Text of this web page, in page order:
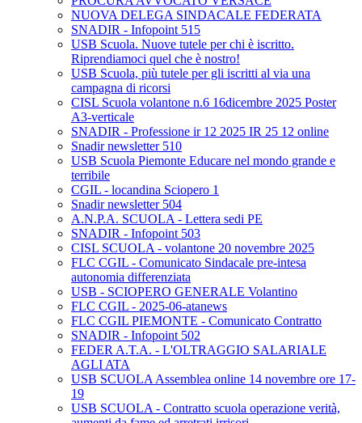
NUOVA DELEGA SINDACALE FEDERATA
SNADIR - Infopoint 515
USB Scuola. Nuove tutele per chi è iscritto.
Riprendiamoci quel che è nostro!
USB Scuola, più tutele per gli iscritti al via una
campagna di ricorsi
CISL Scuola volantone n.6 16dicembre 2025 Poster
A3-verticale
SNADIR - Professione ir 12 2025 IR 25 12 online
Snadir newsletter 510
USB Scuola Piemonte Educare nel mondo grande e
terribile
CGIL - locandina Sciopero 1
Snadir newsletter 504
A.N.P.A. SCUOLA - Lettera sedi PE
SNADIR - Infopoint 503
CISL SCUOLA - volantone 20 novembre 2025
FLC CGIL - Comunicato Sindacale pre-intesa
autonomia differenziata
USB - SCIOPERO GENERALE Volantino
FLC CGIL - 2025-06-atanews
FLC CGIL PIEMONTE - Comunicato Contratto
SNADIR - Infopoint 502
FEDER A.T.A. - L'OLTRAGGIO SALARIALE
AGLI ATA
USB SCUOLA Assemblea online 14 novembre ore 17-
19
USB SCUOLA - Contratto scuola operazione verità,